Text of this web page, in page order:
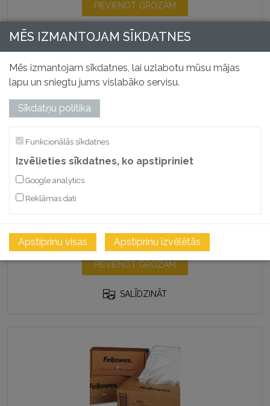
PIEVIENOT GROZAM
SALĪDZINĀT
Smalcinātāju maisi – 94 l / 806 × 241 mm
Bez PVN
PIEVIENOT GROZAM
SALĪDZINĀT
MĒS IZMANTOJAM SĪKDATNES
Mēs izmantojam sīkdatnes, lai uzlabotu mūsu mājas
lapu un sniegtu jums vislabāko servisu.
Sīkdatņu politika
Funkcionālās sīkdatnes
Izvēlieties sīkdatnes, ko apstipriniet
Google analytics
Reklāmas dati
Apstiprinu visas Apstiprinu izvēlētās